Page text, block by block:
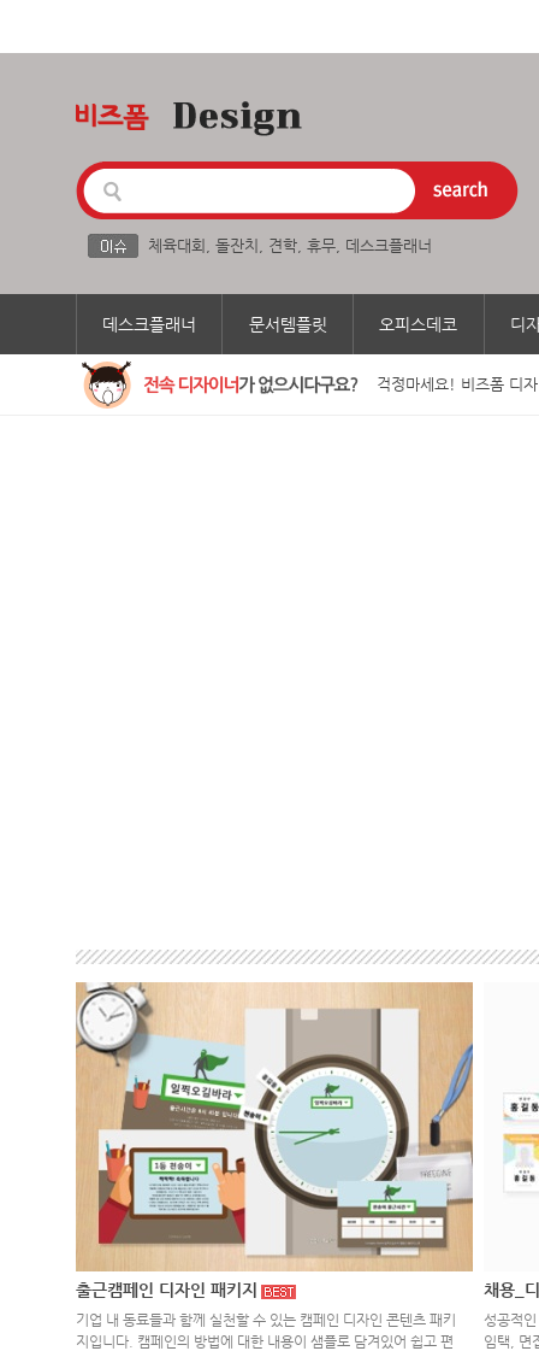
체육대회 돌잔치 견학, 휴무, 데스크플래너
데스크플래너 문서템플릿 오피스데코 디
걱정마세요! 비즈폼 디
출근캠페인 디자인 패키지
기업 내 동료들과 함께 실천할 수 있는 캠페인 디자인 콘텐츠 패키
지입니다. 캠페인의 방법에 대한 내용이 샘플로 담겨있어 쉽고 편
채용_
성공적
임택, 면